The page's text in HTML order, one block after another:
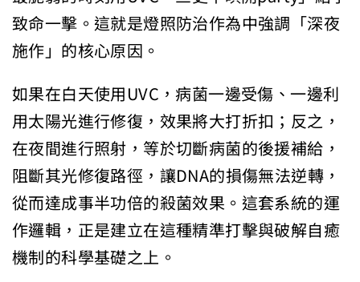
致命一擊。這就是燈照防治作為中強調「深夜
施作」的核心原因。
如果在白天使用UVC，病菌一邊受傷、一邊利
用太陽光進行修復，效果將大打折扣；反之，
在夜間進行照射，等於切斷病菌的後援補給，
阻斷其光修復路徑，讓DNA的損傷無法逆轉，
從而達成事半功倍的殺菌效果。這套系統的運
作邏輯，正是建立在這種精準打擊與破解自癒
機制的科學基礎之上。